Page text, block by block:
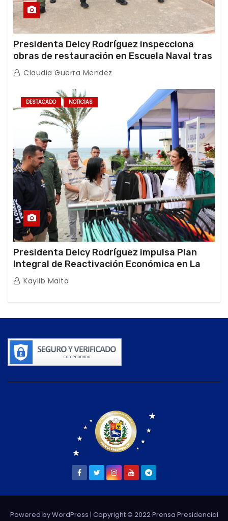
Presidenta Delcy Rodríguez inspecciona
obras de restauración en Escuela Naval tras
afectaciones sísmicas en La Guaira
Claudia Guerra Mendez
DESTACADO NOTICIAS
Presidenta Delcy Rodríguez impulsa Plan
Integral de Reactivación Económica en La
Guaira
Kaylib Maita
Powered by WordPress | Copyright © 2022 Prensa Presidencial